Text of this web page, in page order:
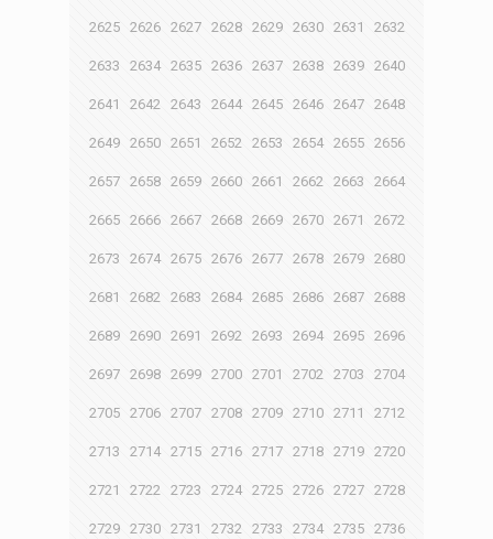
2625 2626 2627 2628 2629 2630 2631 2632
2633 2634 2635 2636 2637 2638 2639 2640
2641 2642 2643 2644 2645 2646 2647 2648
2649 2650 2651 2652 2653 2654 2655 2656
2657 2658 2659 2660 2661 2662 2663 2664
2665 2666 2667 2668 2669 2670 2671 2672
2673 2674 2675 2676 2677 2678 2679 2680
2681 2682 2683 2684 2685 2686 2687 2688
2689 2690 2691 2692 2693 2694 2695 2696
2697 2698 2699 2700 2701 2702 2703 2704
2705 2706 2707 2708 2709 2710 2711 2712
2713 2714 2715 2716 2717 2718 2719 2720
2721 2722 2723 2724 2725 2726 2727 2728
2729 2730 2731 2732 2733 2734 2735 2736